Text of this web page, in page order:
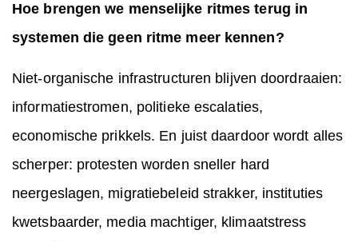
Hoe brengen we menselijke ritmes terug in
systemen die geen ritme meer kennen?
Niet-organische infrastructuren blijven doordraaien:
informatiestromen, politieke escalaties,
economische prikkels. En juist daardoor wordt alles
scherper: protesten worden sneller hard
neergeslagen, migratiebeleid strakker, instituties
kwetsbaarder, media machtiger, klimaatstress